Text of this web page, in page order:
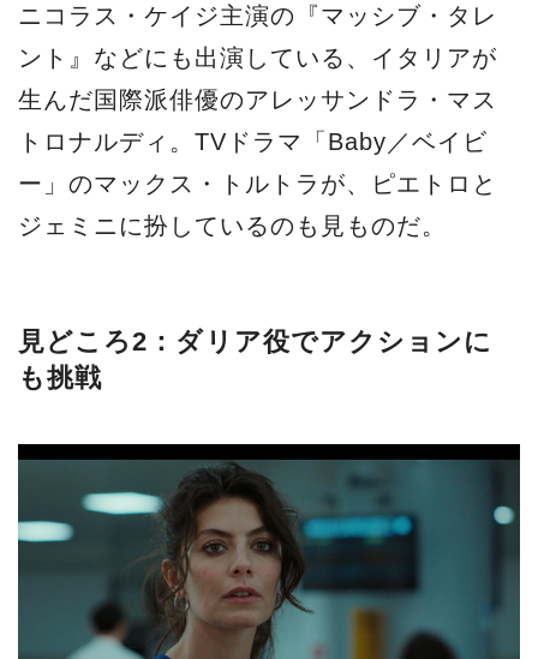
ニコラス・ケイジ主演の『マッシブ・タレ
ント』などにも出演している、イタリアが
生んだ国際派俳優のアレッサンドラ・マス
トロナルディ。TVドラマ「Baby／ベイビ
ー」のマックス・トルトラが、ピエトロと
ジェミニに扮しているのも見ものだ。
見どころ2：ダリア役でアクションに
も挑戦